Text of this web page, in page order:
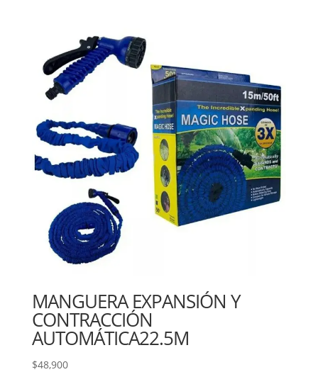
MANGUERA EXPANSIÓN Y
CONTRACCIÓN
AUTOMÁTICA22.5M
$48,900